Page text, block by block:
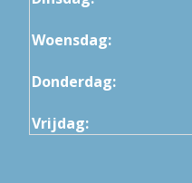
Woensdag:
Donderdag:
Vrijdag: